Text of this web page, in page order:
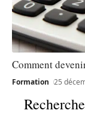
Comment
Formation 25
Recherche